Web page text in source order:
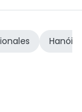
Hanói